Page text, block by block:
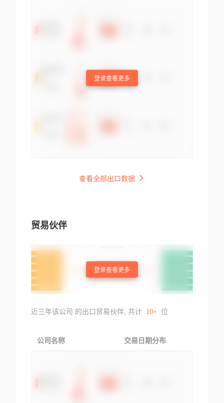
登录查看更多
查看全部出口数据
贸易伙伴
登录查看更多
近三年该公司 的出口贸易伙伴, 共计 10+ 位
公司名称 交易日期分布